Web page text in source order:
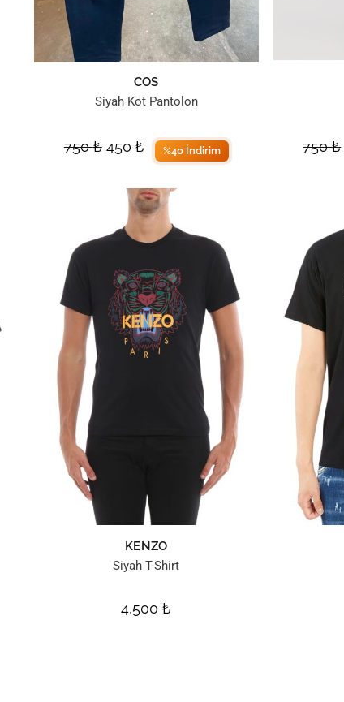
COS
Siyah Kot Pantolon
750₺ 450 ₺ %40 İndirim 750₺
KENZO
Siyah T-Shirt
4,500₺